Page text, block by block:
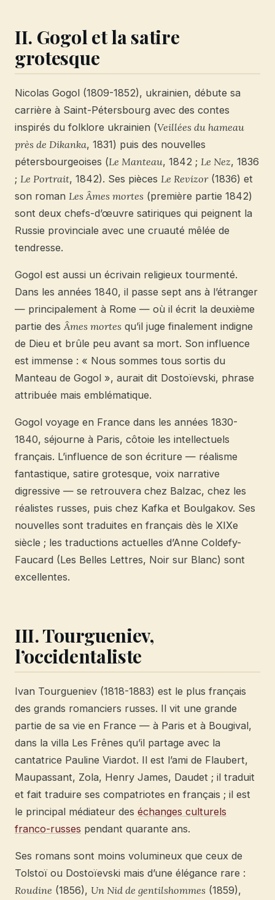
II. Gogol et la satire
grotesque
Nicolas Gogol (1809-1852), ukrainien, débute sa
carrière à Saint-Pétersbourg avec des contes
inspirés du folklore ukrainien (Veillées du hameau
près de Dikanka, 1831) puis des nouvelles
pétersbourgeoises (Le Manteau, 1842 ; Le Nez, 1836
; Le Portrait, 1842). Ses pièces Le Revizor(1836) et
son roman Les Âmes mortes (première partie 1842)
sont deux chefs-d’œuvre satiriques qui peignent la
Russie provinciale avec une cruauté mêlée de
tendresse.
Gogol est aussi un écrivain religieux tourmenté.
Dans les années 1840, il passe sept ans à l’étranger
— principalement à Rome — où il écrit la deuxième
partie des Âmes mortes qu’il juge finalement indigne
de Dieu et brûle peu avant sa mort. Son influence
est immense : « Nous sommes tous sortis du
Manteau de Gogol », aurait dit Dostoïevski, phrase
attribuée mais emblématique.
Gogol voyage en France dans les années 1830-
1840, séjourne à Paris, côtoie les intellectuels
français. L’influence de son écriture — réalisme
fantastique, satire grotesque, voix narrative
digressive — se retrouvera chez Balzac, chez les
réalistes russes, puis chez Kafka et Boulgakov. Ses
nouvelles sont traduites en français dès le XIXe
siècle ; les traductions actuelles d’Anne Coldefy-
Faucard (Les Belles Lettres, Noir sur Blanc) sont
excellentes.
III. Tourgueniev,
l’occidentaliste
Ivan Tourgueniev (1818-1883) est le plus français
des grands romanciers russes. Il vit une grande
partie de sa vie en France — à Paris et à Bougival,
dans la villa Les Frênes qu’il partage avec la
cantatrice Pauline Viardot. Il est l’ami de Flaubert,
Maupassant, Zola, Henry James, Daudet ; il traduit
et fait traduire ses compatriotes en français ; il est
le principal médiateur des échanges culturels
franco-russes pendant quarante ans.
Ses romans sont moins volumineux que ceux de
Tolstoï ou Dostoïevski mais d’une élégance rare :
Roudine (1856), Un Nid de gentilshommes (1859),